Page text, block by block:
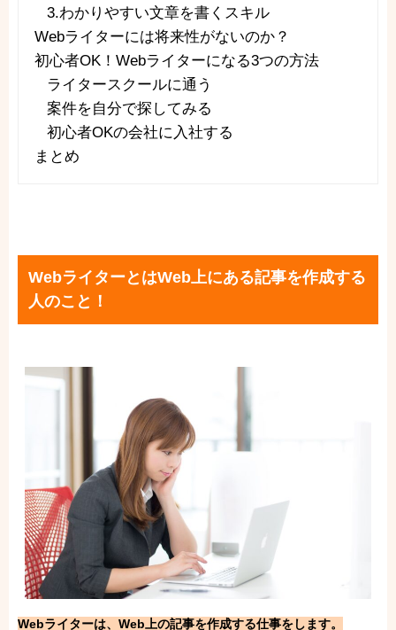
3.わかりやすい文章を書くスキル
Webライターには将来性がないのか？
初心者OK！Webライターになる3つの方法
ライタースクールに通う
案件を自分で探してみる
初心者OKの会社に入社する
まとめ
WebライターとはWeb上にある記事を作成する
人のこと！
Webライターは、Web上の記事を作成する仕事をします。